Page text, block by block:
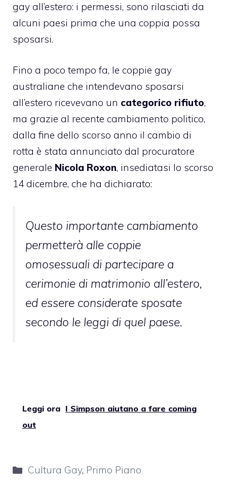
gay all’estero: i permessi, sono rilasciati da
alcuni paesi prima che una coppia possa
sposarsi.
Fino a poco tempo fa, le coppie gay
australiane che intendevano sposarsi
all’estero ricevevano un categorico rifiuto,
ma grazie al recente cambiamento politico,
dalla fine dello scorso anno il cambio di
rotta è stata annunciato dal procuratore
generale Nicola Roxon, insediatasi lo scorso
14 dicembre, che ha dichiarato:
Questo importante cambiamento
permetterà alle coppie
omosessuali di partecipare a
cerimonie di matrimonio all’estero,
ed essere considerate sposate
secondo le leggi di quel paese.
Leggi ora I Simpson aiutano a fare coming
out
Categorie
Cultura Gay, Primo Piano